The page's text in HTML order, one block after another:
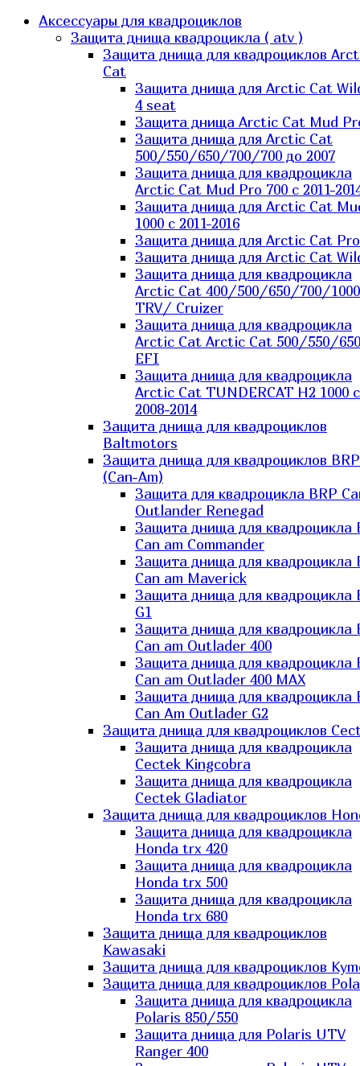
Аксессуары для квадроциклов
Защита днища квадроцикла ( atv )
Защита днища для квадроциклов
Cat
Защита днища для Arctic Cat
4 seat
Защита днища Arctic Cat Mud
Защита днища для Arctic Cat
500/550/650/700/700 до 2007
Защита днища для квадроцикла
Arctic Cat Mud Pro 700 с 2011-
Защита днища для Arctic Cat
1000 c 2011-2016
Защита днища для Arctic Cat
Защита днища для Arctic Cat
Защита днища для квадроцикла
Arctic Cat 400/500/650/700/1000
TRV/ Cruizer
Защита днища для квадроцикла
Arctic Cat Arctic Cat 500/550/
EFI
Защита днища для квадроцикла
Arctic Cat TUNDERCAT H2 1000 c
2008-2014
Защита днища для квадроциклов
Baltmotors
Защита днища для квадроциклов BRP
(Can-Am)
Защита для квадроцикла BRP
Outlander Renegad
Защита днища для квадроцикла
Can am Commander
Защита днища для квадроцикла
Can am Maverick
Защита днища для квадроцикла
G1
Защита днища для квадроцикла
Can am Outlader 400
Защита днища для квадроцикла
Can am Outlader 400 MAX
Защита днища для квадроцикла
Can Аm Outlader G2
Защита днища для квадроциклов
Защита днища для квадроцикла
Cectek Kingcobra
Защита днища для квадроцикла
Cectek Gladiator
Защита днища для квадроциклов
Защита днища для квадроцикла
Honda trx 420
Защита днища для квадроцикла
Honda trx 500
Защита днища для квадроцикла
Honda trx 680
Защита днища для квадроциклов
Kawasaki
Защита днища для квадроциклов
Защита днища для квадроциклов
Защита днища для квадроцикла
Polaris 850/550
Защита днища для Polaris UTV
Ranger 400